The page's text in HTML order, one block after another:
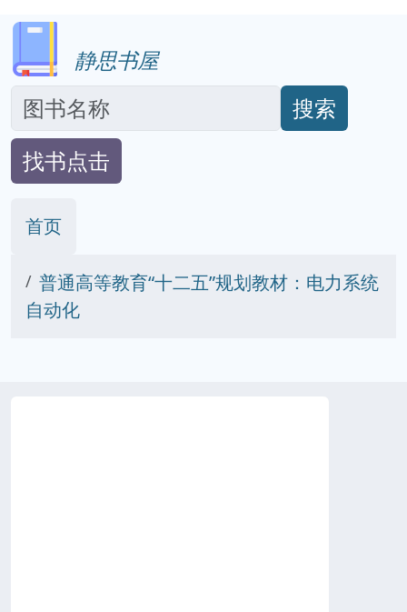
静思书屋
搜索
找书点击
首页
普通高等教育“十二五”规划教材：电力系统
自动化